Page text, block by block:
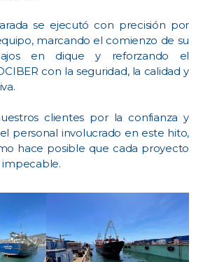
se ejecutó con precisión por
marcando el comienzo de su
en dique y reforzando el
con la seguridad, la calidad y
clientes por la confianza y
personal involucrado en este hito,
hace posible que cada proyecto
impecable.